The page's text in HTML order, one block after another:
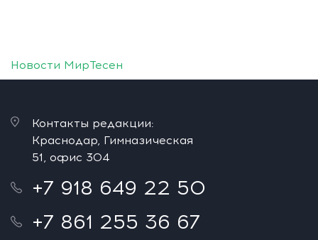
Новости МирТесен
Контакты редакции:
Краснодар, Гимназическая
51, офис 304
+7 918 649 22 50
+7 861 255 36 67